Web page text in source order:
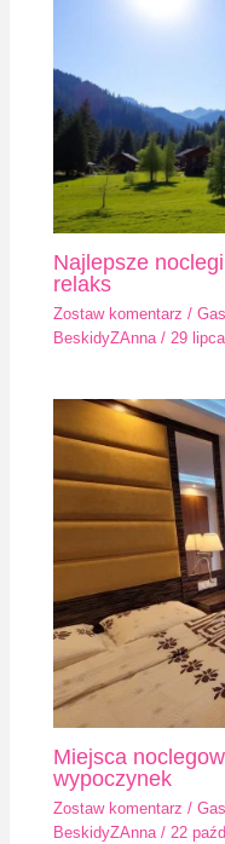
Najlepsze
relaks
Zostaw komentarz /
BeskidyZAnna/29
Miejsca
wypoczynek
Zostaw komentarz /
BeskidyZAnna/22